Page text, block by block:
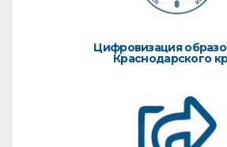
Цифровизация
Краснодарского